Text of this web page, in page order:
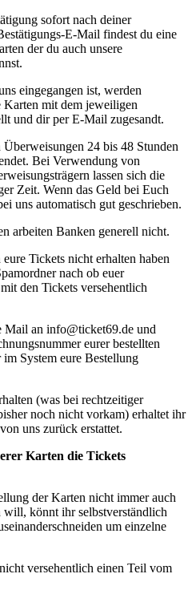
sofort nach deiner
E-Mail findest du eine
der du auch unsere
eingegangen ist, werden
Karten mit dem jeweiligen
und dir per E-Mail zugesandt.
24 bis 48 Stunden
Bei Verwendung von
lassen sich die
Zeit. Wenn das Geld bei Euch
uns automatisch gut geschrieben.
arbeiten Banken generell nicht.
Tickets nicht erhalten haben
nach ob euer
den Tickets versehentlich
Mail an info@ticket69.de und
eurer bestellten
System eure Bestellung
(was bei rechtzeitiger
noch nicht vorkam) erhaltet ihr
uns zurück erstattet.
Karten die Tickets
der Karten nicht immer auch
will, könnt ihr selbstverständlich
um einzelne
versehentlich einen Teil vom